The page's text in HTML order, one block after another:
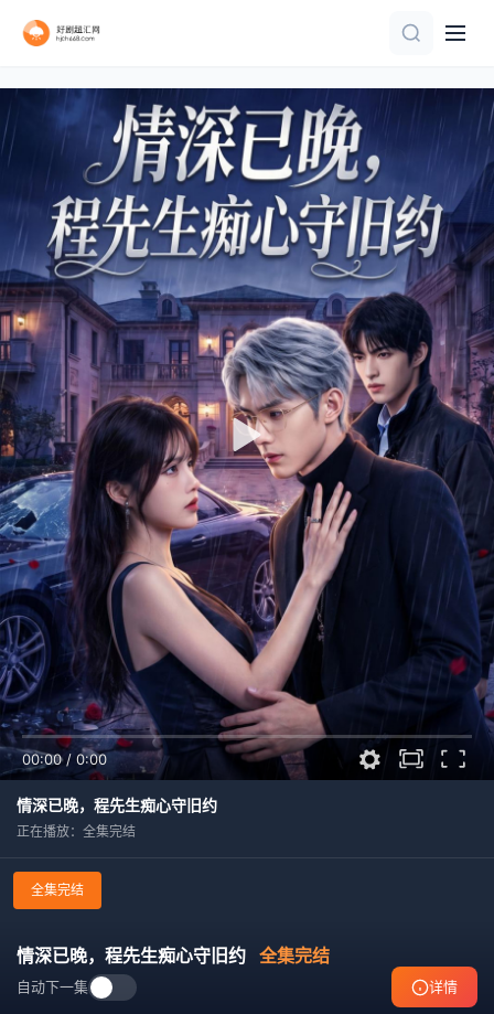
00:00/ 0:00
情深已晚，程先生痴心守旧约
正在播放：全集完结
全集完结
情深已晚，程先生痴心守旧约 全集完结
自动下一集 详情
全集完结
全集完结
更新全集
全集完结
全集完结
全97集
更新全集
全集完结
完结
更新全集